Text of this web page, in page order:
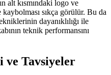
alt kısmındaki logo ve
kaybolması sıkça görülür. Bu da
dayanıklılığı ile
teknik performansını
ve Tavsiyeler